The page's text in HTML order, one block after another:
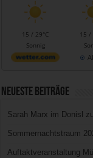
15 / 29°C
Sonnig
15 /
Neueste Beiträge
Sarah Marx im Donisl
Sommernachtstraum
Auftaktveranstaltung